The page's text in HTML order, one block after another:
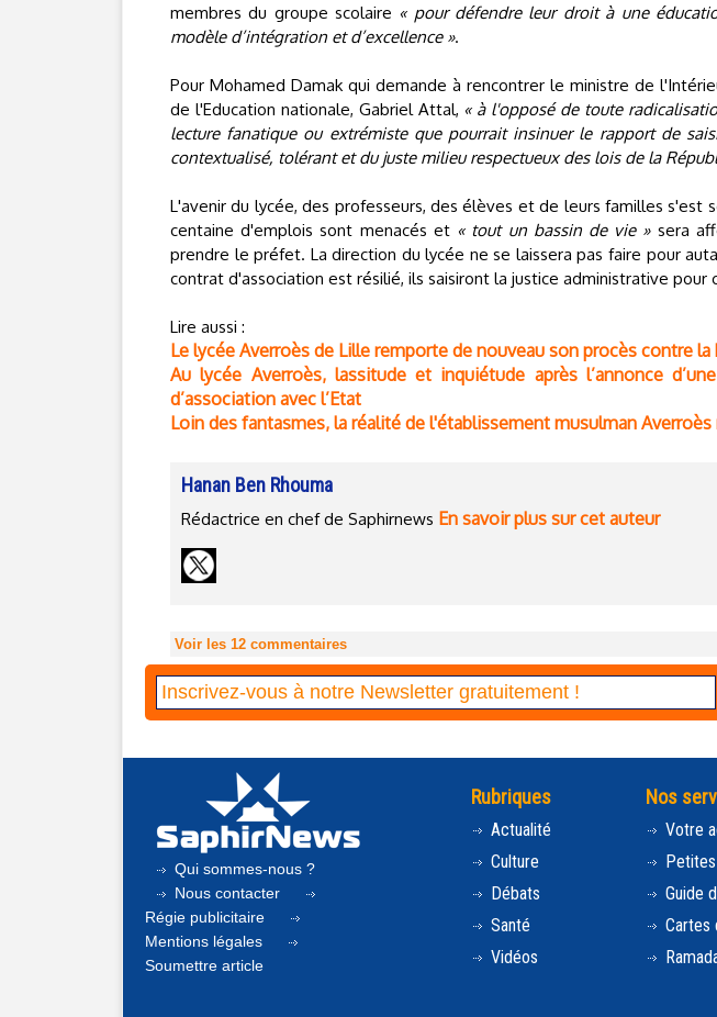
membres du groupe scolaire « pour défendre leur droit à une
modèle d’intégration et d’excellence ».
Pour Mohamed Damak qui demande à rencontrer le ministre de
de l'Education nationale, Gabriel Attal, « à l'opposé de toute
lecture fanatique ou extrémiste que pourrait insinuer le rapport de
contextualisé, tolérant et du juste milieu respectueux des lois de la
L'avenir du lycée, des professeurs, des élèves et de leurs familles s'est
centaine d'emplois sont menacés et « tout un bassin de vie »sera
prendre le préfet. La direction du lycée ne se laissera pas faire pour
contrat d'association est résilié, ils saisiront la justice administrative pour
Lire aussi :
Le lycée Averroès de Lille remporte de nouveau son procès contre
Au lycée Averroès, lassitude et inquiétude après l’annonce
d’association avec l’Etat
Loin des fantasmes, la réalité de l'établissement musulman
Hanan Ben Rhouma
Rédactrice en chef de Saphirnews En savoir plus sur cet auteur
Voir les 12 commentaires
Qui sommes-nous ?
Nous contacter
Régie publicitaire
Mentions légales
Soumettre article
Rubriques
Actualité
Culture
Débats
Santé
Vidéos
Nos
Votre
Guide
Cartes